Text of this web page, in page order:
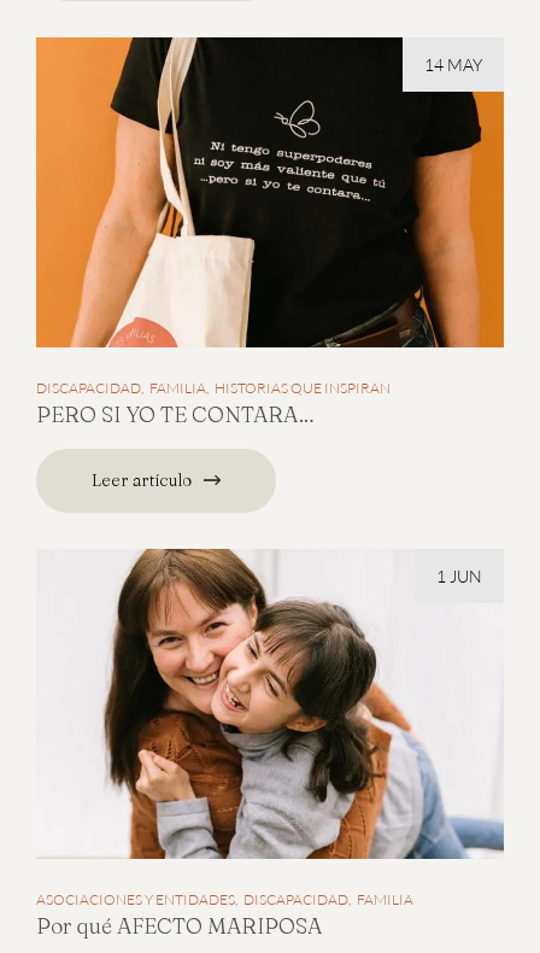
14 MAY
DISCAPACIDAD FAMILIA HISTORIAS QUE INSPIRAN
PERO SI YO TE CONTARA…
Leer artículo
1 JUN
ASOCIACIONES Y ENTIDADES DISCAPACIDAD FAMILIA
Por qué AFECTO MARIPOSA